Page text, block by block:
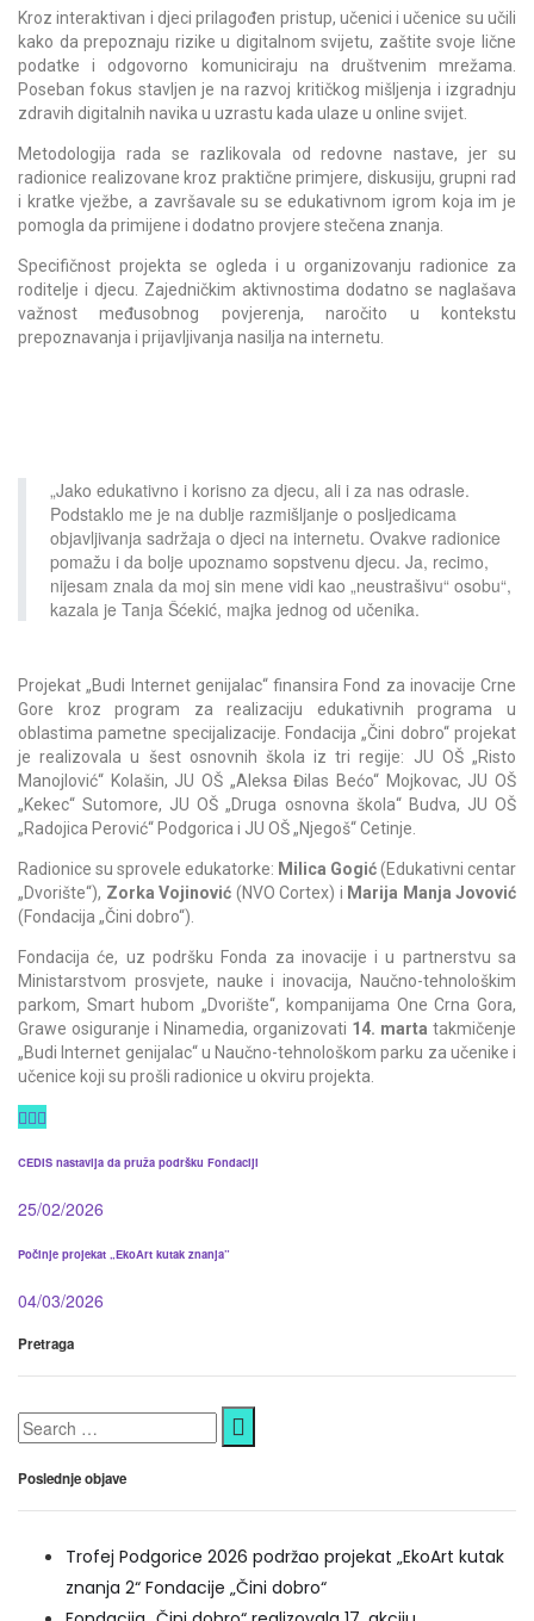
Kroz interaktivan i djeci prilagođen pristup, učenici i učenice su učili
kako da prepoznaju rizike u digitalnom svijetu, zaštite svoje lične
podatke i odgovorno komuniciraju na društvenim mrežama.
Poseban fokus stavljen je na razvoj kritičkog mišljenja i izgradnju
zdravih digitalnih navika u uzrastu kada ulaze u online svijet.
Metodologija rada se razlikovala od redovne nastave, jer su
radionice realizovane kroz praktične primjere, diskusiju, grupni rad
i kratke vježbe, a završavale su se edukativnom igrom koja im je
pomogla da primijene i dodatno provjere stečena znanja.
Specifičnost projekta se ogleda i u organizovanju radionice za
roditelje i djecu. Zajedničkim aktivnostima dodatno se naglašava
važnost međusobnog povjerenja, naročito u kontekstu
prepoznavanja i prijavljivanja nasilja na internetu.
„Jako edukativno i korisno za djecu, ali i za nas odrasle.
Podstaklo me je na dublje razmišljanje o posljedicama
objavljivanja sadržaja o djeci na internetu. Ovakve radionice
pomažu i da bolje upoznamo sopstvenu djecu. Ja, recimo,
nijesam znala da moj sin mene vidi kao „neustrašivu“ osobu“,
kazala je Tanja Šćekić, majka jednog od učenika.
Projekat „Budi Internet genijalac“ finansira Fond za inovacije Crne
Gore kroz program za realizaciju edukativnih programa u
oblastima pametne specijalizacije. Fondacija „Čini dobro“ projekat
je realizovala u šest osnovnih škola iz tri regije: JU OŠ „Risto
Manojlović“ Kolašin, JU OŠ „Aleksa Đilas Bećo“ Mojkovac, JU OŠ
„Kekec“ Sutomore, JU OŠ „Druga osnovna škola“ Budva, JU OŠ
„Radojica Perović“ Podgorica i JU OŠ „Njegoš“ Cetinje.
Radionice su sprovele edukatorke: Milica Gogić(Edukativni centar
„Dvorište“), Zorka Vojinović (NVO Cortex) i Marija Manja Jovović
(Fondacija „Čini dobro“).
Fondacija će, uz podršku Fonda za inovacije i u partnerstvu sa
Ministarstvom prosvjete, nauke i inovacija, Naučno-tehnološkim
parkom, Smart hubom „Dvorište“, kompanijama One Crna Gora,
Grawe osiguranje i Ninamedia, organizovati 14. marta takmičenje
„Budi Internet genijalac“ u Naučno-tehnološkom parku za učenike i
učenice koji su prošli radionice u okviru projekta.
CEDIS nastavlja da pruža podršku Fondaciji
25/02/2026
Počinje projekat „EkoArt kutak znanja”
04/03/2026
Pretraga
Search
for:
Poslednje objave
Trofej Podgorice 2026 podržao projekat „EkoArt kutak
znanja 2“ Fondacije „Čini dobro“